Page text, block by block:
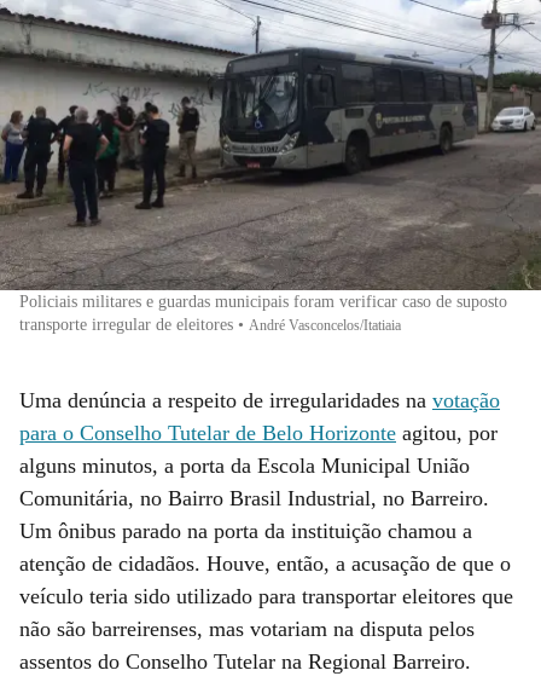
Policiais militares e guardas municipais foram verificar caso de suposto
transporte irregular de eleitores • André Vasconcelos/Itatiaia
Uma denúncia a respeito de irregularidades na votação
para o Conselho Tutelar de Belo Horizonte agitou, por
alguns minutos, a porta da Escola Municipal União
Comunitária, no Bairro Brasil Industrial, no Barreiro.
Um ônibus parado na porta da instituição chamou a
atenção de cidadãos. Houve, então, a acusação de que o
veículo teria sido utilizado para transportar eleitores que
não são barreirenses, mas votariam na disputa pelos
assentos do Conselho Tutelar na Regional Barreiro.